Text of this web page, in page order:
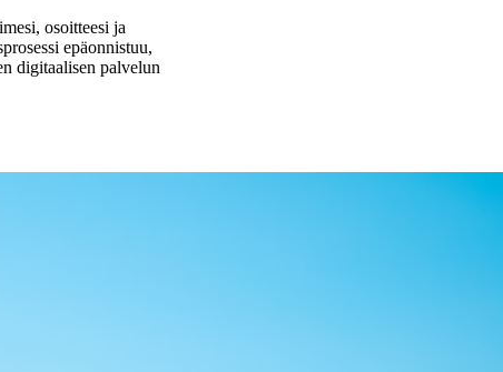
osoitteesi ja
epäonnistuu,
digitaalisen palvelun